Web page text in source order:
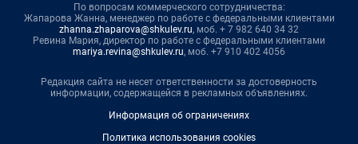
По вопросам коммерческого сотрудничества:
Жапарова Жанна, менеджер по работе с федеральными клиентами
zhanna.zhaparova@shkulev.ru, моб. + 7 982 640 34 32
Ревина Мария, директор по работе с федеральными клиентами
mariya.revina@shkulev.ru, моб. +7 910 402 4056
Редакция сайта не несет ответственности за достоверность
информации, содержащейся в рекламных объявлениях.
Информация об ограничениях
Политика использования cookies